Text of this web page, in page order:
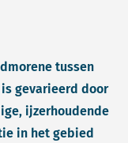
tussen
gevarieerd door
ijzerhoudende
in het gebied